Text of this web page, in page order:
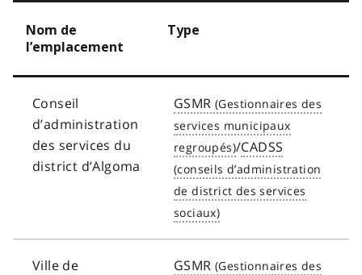
Nom de
l’emplacement
Type
Conseil
d’administration
des services du
district d’Algoma
GSMR
/CADSS
Ville de
GSMR